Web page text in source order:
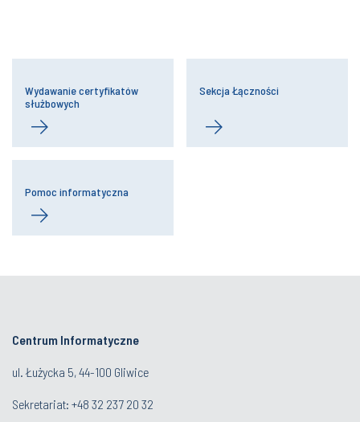
Wydawanie certyfikatów
służbowych
Sekcja Łączności
Pomoc informatyczna
Centrum Informatyczne
ul. Łużycka 5, 44-100 Gliwice
Sekretariat: +48 32 237 20 32